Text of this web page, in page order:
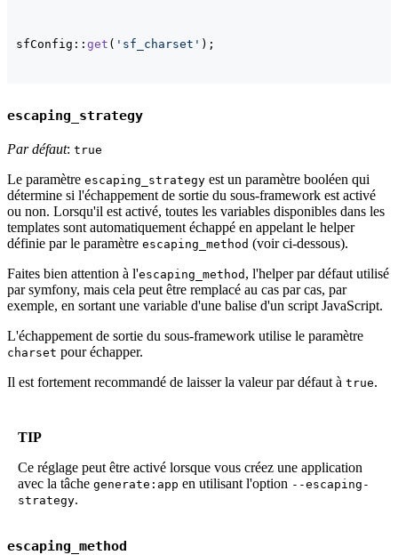
sfConfig:: get ( 'sf_charset' ) ;
escaping_strategy
Par défaut: true
Le paramètre escaping_strategy est un paramètre booléen qui
détermine si l'échappement de sortie du sous-framework est activé
ou non. Lorsqu'il est activé, toutes les variables disponibles dans les
templates sont automatiquement échappé en appelant le helper
définie par le paramètre escaping_method (voir ci-dessous).
Faites bien attention à l'escaping_method , l'helper par défaut utilisé
par symfony, mais cela peut être remplacé au cas par cas, par
exemple, en sortant une variable d'une balise d'un script JavaScript.
L'échappement de sortie du sous-framework utilise le paramètre
charset pour échapper.
Il est fortement recommandé de laisser la valeur par défaut à true.
TIP
Ce réglage peut être activé lorsque vous créez une application
avec la tâche generate:app en utilisant l'option --escaping-
strategy.
escaping_method